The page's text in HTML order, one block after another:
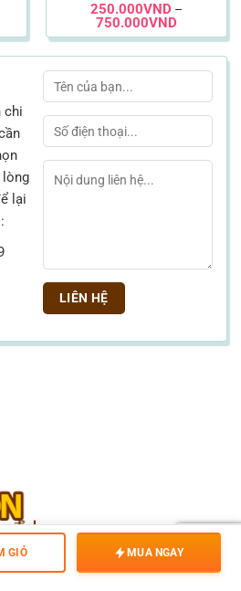
Được xếp
hạng4.44
5 sao
250.000VND –
750.000VND
giá:
từ
đến
chi
lòng
lại
của khách hàng luôn đặt lên hàng
GIỎ MUA NGAY